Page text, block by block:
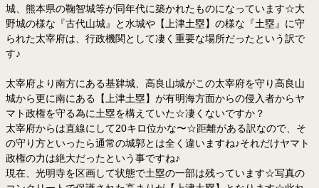
城、熊本県の鞠智城等が同年代に築かれたものになっています☆大
野城の様な『古代山城』と水城や【上津土塁】の様な『土塁』に守
られた太宰府は、行政機関として凄く重要な場所だったという訳で
す♪
太宰府より南方にある基肄城、高良山城がこの太宰府を守り高良山
城から更に南にある【上津土塁】が有明海方面からの侵入者からヤ
マト政権を守る為に土塁を構えていた☆凄くないですか？
太宰府からは直線にして20キロ位かな〜☆距離がある訳なので、そ
の守り方といったら通常の城郭とは全く違いますね♪それだけヤマト
政権の力は絶大だったという事ですね♪
現在、光明寺を区画して状態で土塁の一部は残っています☆写真の